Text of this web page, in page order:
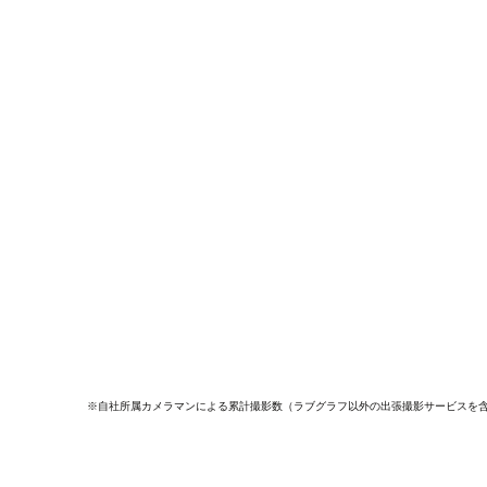
※自社所属カメラマンによる累計撮影数（ラブグラフ以外の出張撮影サービスを